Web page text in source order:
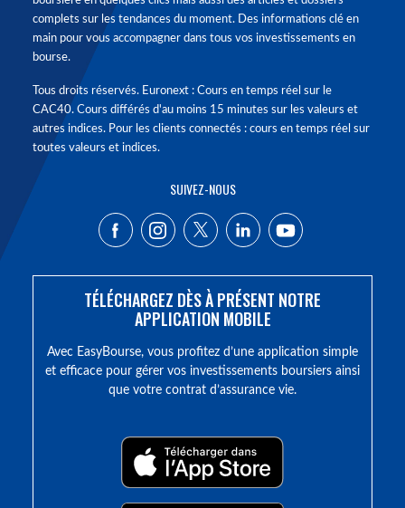
complets sur les tendances du moment. Des informations clé en
main pour vous accompagner dans tous vos investissements en
bourse.
Tous droits réservés. Euronext : Cours en temps réel sur le
CAC40. Cours différés d'au moins 15 minutes sur les valeurs et
autres indices. Pour les clients connectés : cours en temps réel sur
toutes valeurs et indices.
SUIVEZ-NOUS
TÉLÉCHARGEZ DÈS À PRÉSENT NOTRE
APPLICATION MOBILE
Avec EasyBourse, vous profitez d’une application simple
et efficace pour gérer vos investissements boursiers ainsi
que votre contrat d’assurance vie.